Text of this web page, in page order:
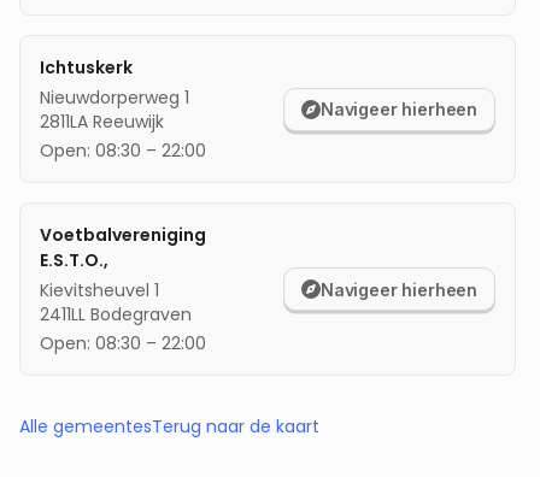
Ichtuskerk
Nieuwdorperweg 1
2811LA Reeuwijk
Open: 08:30 – 22:00
Navigeer hierheen
Voetbalvereniging
E.S.T.O.,
Kievitsheuvel 1
2411LL Bodegraven
Open: 08:30 – 22:00
Navigeer hierheen
Alle gemeentesTerug naar de kaart